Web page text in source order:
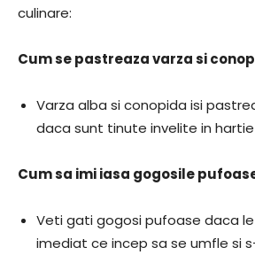
culinare:
Cum se pastreaza varza si
Varza alba si conopida isi
daca sunt tinute invelite in
Cum sa imi iasa gogosile
Veti gati gogosi pufoase daca
imediat ce incep sa se umfle si